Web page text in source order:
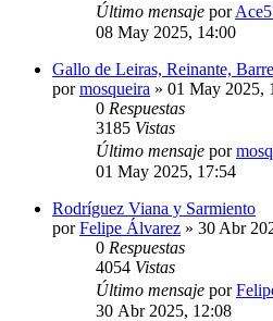
Último mensaje por
08 May 2025, 14:00
Gallo de Leiras, Reinante,
pormosqueira » 01 May 2025,
0 Respuestas
3185 Vistas
Último mensaje por
01 May 2025, 17:54
Rodríguez Viana y Sarmiento
porFelipe Álvarez » 30 Abr
0 Respuestas
4054 Vistas
Último mensaje por
30 Abr 2025, 12:08